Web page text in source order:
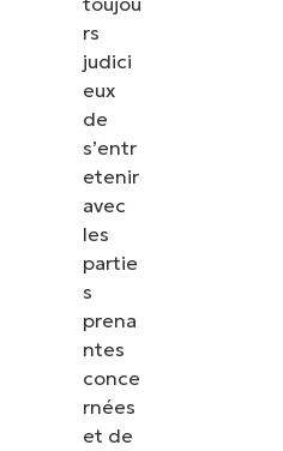
rs
judici
eux
de
s’entr
etenir
avec
les
partie
s
prena
ntes
conce
rnées
et de